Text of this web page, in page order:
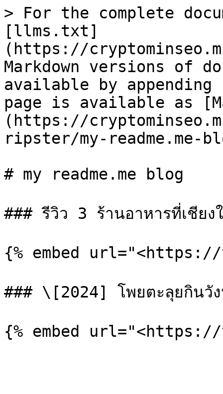
> For the complete
[llms.txt]
(https://
Markdown versions of
available by
page is available as
(https://
ripster/my-readme.me-
# my readme.me blog
### รีวิว 3 ร้านอาหารที่เชีย
{% embed url="<https://
### \[2024] โพยตะลุยกินวั